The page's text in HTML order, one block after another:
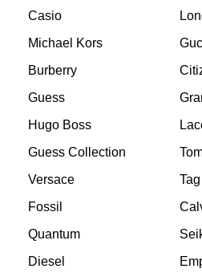
Casio
Michael Kors
Burberry
Guess
Hugo Boss
Guess Collection
Versace
Fossil
Quantum
Diesel